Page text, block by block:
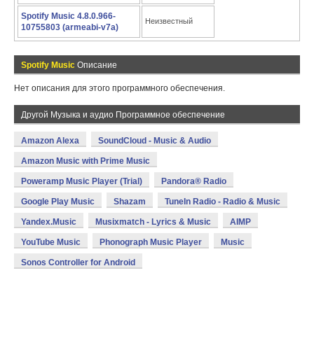
Spotify Music 4.8.0.966-
10755803 (armeabi-v7a)
Неизвестный
Spotify Music Описание
Нет описания для этого программного обеспечения.
Другой Музыка и аудио Программное обеспечение
Amazon Alexa SoundCloud - Music & Audio
Amazon Music with Prime Music
Poweramp Music Player (Trial) Pandora® Radio
Google Play Music Shazam TuneIn Radio - Radio & Music
Yandex.Music Musixmatch - Lyrics & Music AIMP
YouTube Music Phonograph Music Player Music
Sonos Controller for Android